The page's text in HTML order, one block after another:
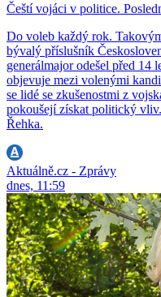
Čeští vojáci v politice.
Do voleb každý rok.
bývalý příslušník
generálmajor odešel před 14
objevuje mezi volenými
se lidé se zkušenostmi z
pokoušejí získat politický
Řehka.
Aktuálně.cz - Zprávy
dnes, 11:59